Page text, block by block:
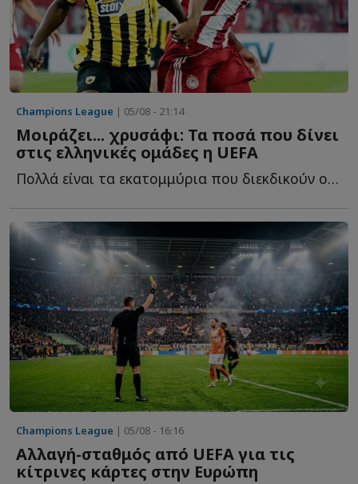
Champions League | 05/08 - 21:14
Μοιράζει... χρυσάφι: Τα ποσά που δίνει
στις ελληνικές ομάδες η UEFA
Πολλά είναι τα εκατομμύρια που διεκδικούν οι ελληνικές ο...
Champions League | 05/08 - 16:16
Αλλαγή-σταθμός από UEFA για τις
κίτρινες κάρτες στην Ευρώπη